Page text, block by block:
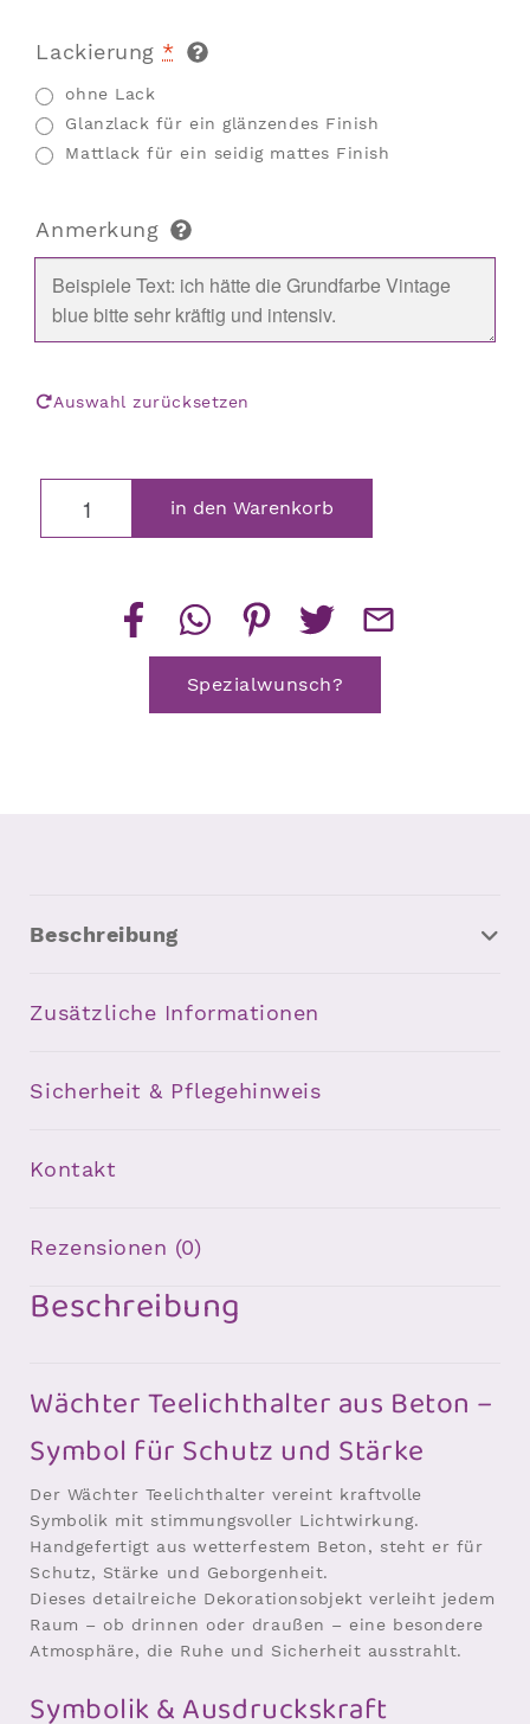
Lackierung *
ohne Lack
Glanzlack für ein glänzendes Finish
Mattlack für ein seidig mattes Finish
Anmerkung
Auswahl zurücksetzen
in den Warenkorb
Spezialwunsch?
Beschreibung
Zusätzliche Informationen
Sicherheit & Pflegehinweis
Kontakt
Rezensionen (0)
Beschreibung
Wächter Teelichthalter aus Beton –
Symbol für Schutz und Stärke
Der Wächter Teelichthalter vereint kraftvolle
Symbolik mit stimmungsvoller Lichtwirkung.
Handgefertigt aus wetterfestem Beton, steht er für
Schutz, Stärke und Geborgenheit.
Dieses detailreiche Dekorationsobjekt verleiht jedem
Raum – ob drinnen oder draußen – eine besondere
Atmosphäre, die Ruhe und Sicherheit ausstrahlt.
Symbolik & Ausdruckskraft